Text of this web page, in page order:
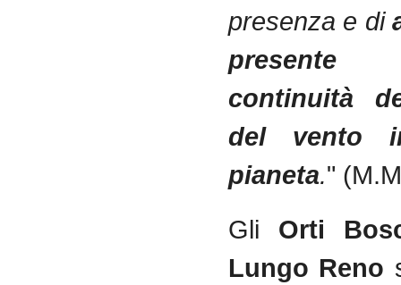
presenza e di
continuità
del vento
pianeta."
Gli Orti
Lungo Reno